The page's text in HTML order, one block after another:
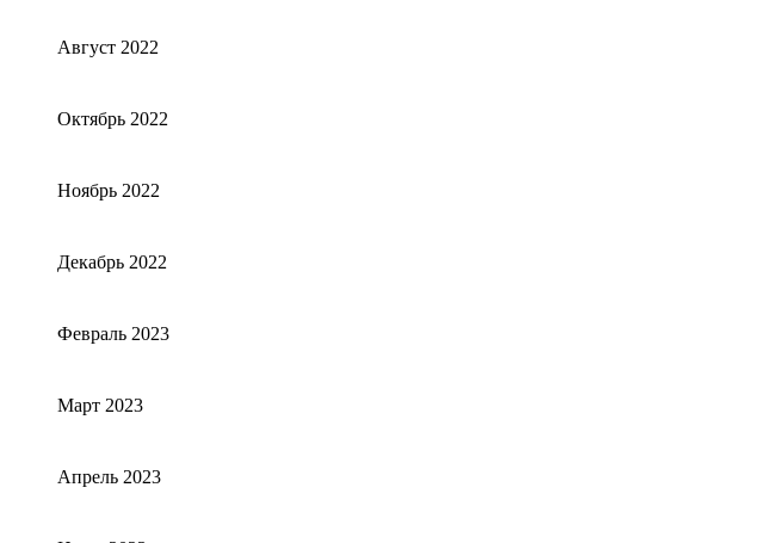
Август 2022
Октябрь 2022
Ноябрь 2022
Декабрь 2022
Февраль 2023
Март 2023
Апрель 2023